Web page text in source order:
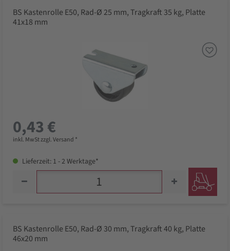
BS Kastenrolle E50, Rad-Ø 25 mm, Tragkraft 35 kg, Platte
41x18 mm
0,43 €
inkl. MwSt zzgl. Versand *
Lieferzeit: 1 - 2 Werktage*
BS Kastenrolle E50, Rad-Ø 30 mm, Tragkraft 40 kg, Platte
46x20 mm